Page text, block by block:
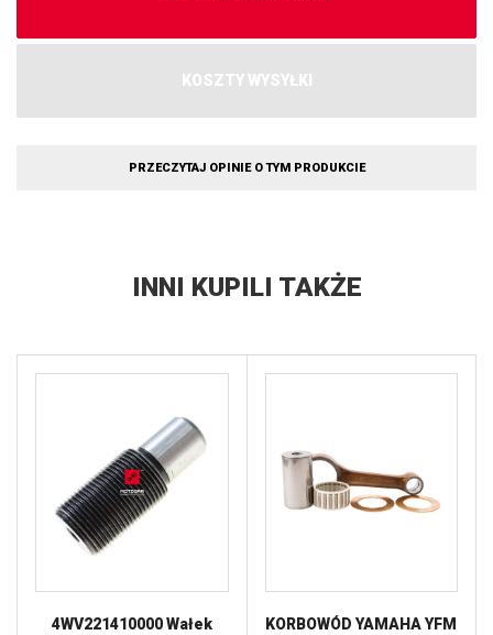
KOSZTY WYSYŁKI
PRZECZYTAJ OPINIE O TYM PRODUKCIE
INNI KUPILI TAKŻE
4WV221410000 Wałek
KORBOWÓD YAMAHA YFM